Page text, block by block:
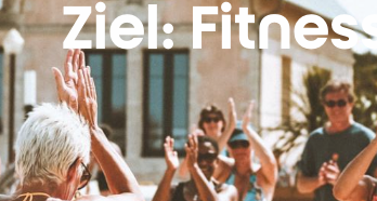
Ziel: Fitness